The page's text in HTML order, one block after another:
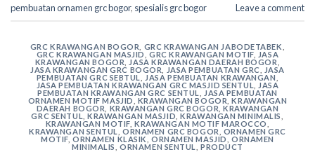
pembuatan ornamen grc bogor, spesialis grc bogor Leave a comment
GRC KRAWANGAN BOGOR GRC KRAWANGAN JABODETABEK
GRC KRAWANGAN MASJID
,GRC KRAWANGAN MOTIF,
JASA
KRAWANGAN BOGOR
JASA KRAWANGAN DAERAH BOGOR
JASA KRAWANGAN GRC BOGOR
JASA PEMBUATAN GRC
JASA
PEMBUATAN GRC SEBTUL
JASA PEMBUATAN KRAWANGAN
JASA PEMBUATAN KRAWANGAN GRC MASJID SENTUL
JASA
PEMBUATAN KRAWANGAN GRC SENTUL
JASA PEMBUATAN
ORNAMEN MOTIF MASJID
KRAWANGAN BOGOR ,KRAWANGAN
DAERAH BOGOR
KRAWANGAN GRC BOGOR ,KRAWANGAN
GRC SENTUL
,KRAWANGAN MASJID ,KRAWANGAN MINIMALIS
KRAWANGAN MOTIF,KRAWANGAN MOTIF MAROCCO
KRAWANGAN SENTUL
,ORNAMEN GRC BOGOR
ORNAMEN GRC
MOTIF,ORNAMEN KLASIK ORNAMEN MASJID
ORNAMEN
MINIMALIS
,ORNAMEN SENTUL ,PRODUCT